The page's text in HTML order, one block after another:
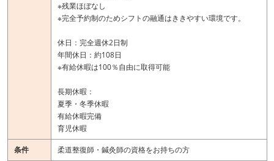
※残業ほぼなし
※完全予約制のためシフトの融通はききやすい環境です。
休日：完全週休2日制
年間休日：約108日
※有給休暇は100％自由に取得可能
長期休暇：
夏季・冬季休暇
有給休暇完備
育児休暇
条件 柔道整復師・鍼灸師の資格をお持ちの方